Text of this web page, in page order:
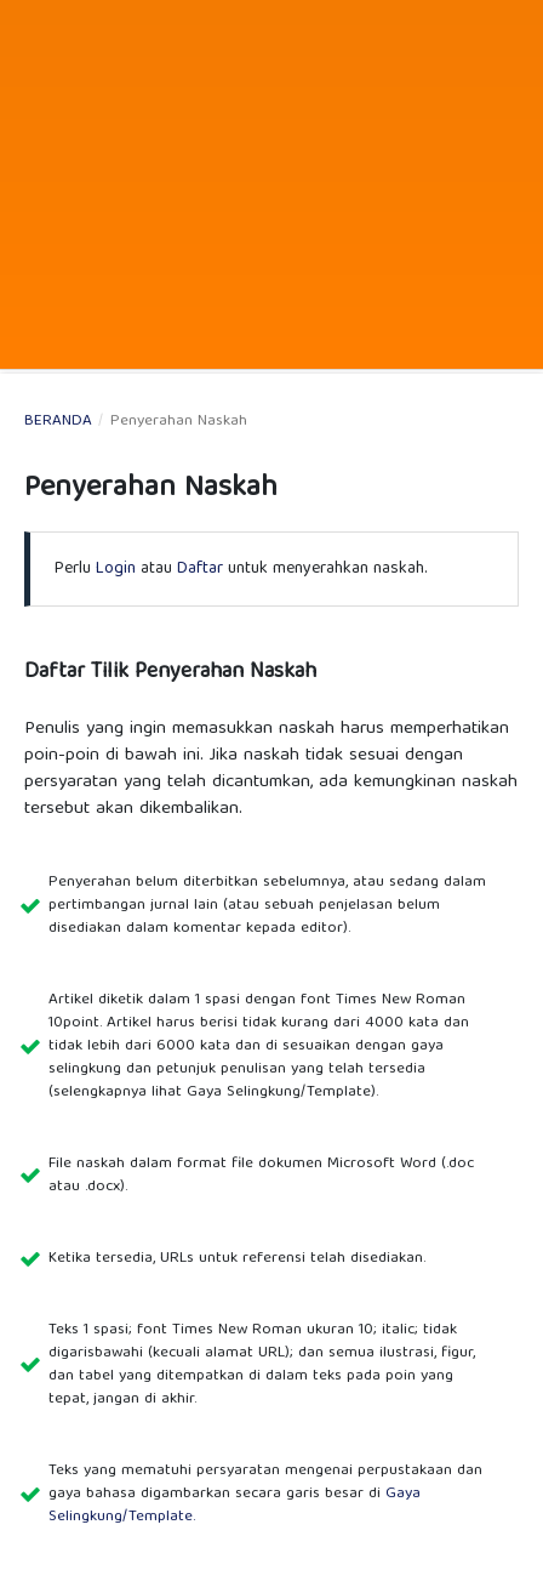
BERANDA / Penyerahan Naskah
Penyerahan Naskah
Perlu Login atau Daftaruntuk menyerahkan naskah.
Daftar Tilik Penyerahan Naskah
Penulis yang ingin memasukkan naskah harus memperhatikan
poin-poin di bawah ini. Jika naskah tidak sesuai dengan
persyaratan yang telah dicantumkan, ada kemungkinan naskah
tersebut akan dikembalikan.
Penyerahan belum diterbitkan sebelumnya, atau sedang dalam
pertimbangan jurnal lain (atau sebuah penjelasan belum
disediakan dalam komentar kepada editor).
Artikel diketik dalam 1 spasi dengan font Times New Roman
10point. Artikel harus berisi tidak kurang dari 4000 kata dan
tidak lebih dari 6000 kata dan di sesuaikan dengan gaya
selingkung dan petunjuk penulisan yang telah tersedia
(selengkapnya lihat Gaya Selingkung/Template).
File naskah dalam format file dokumen Microsoft Word (.doc
atau .docx).
Ketika tersedia, URLs untuk referensi telah disediakan.
Teks 1 spasi; font Times New Roman ukuran 10; italic; tidak
digarisbawahi (kecuali alamat URL); dan semua ilustrasi, figur,
dan tabel yang ditempatkan di dalam teks pada poin yang
tepat, jangan di akhir.
Teks yang mematuhi persyaratan mengenai perpustakaan dan
gaya bahasa digambarkan secara garis besar di Gaya
Selingkung/Template.